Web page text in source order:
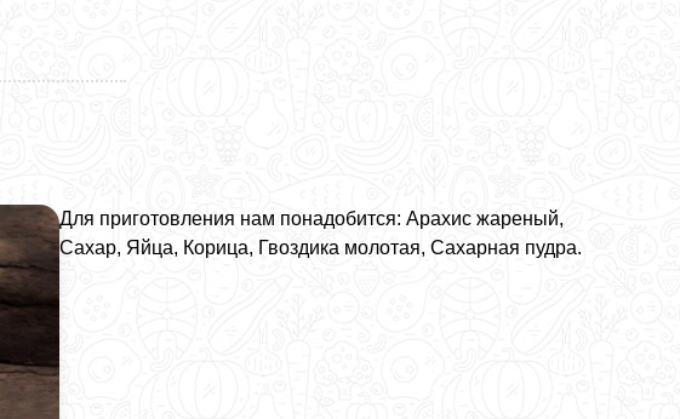
Для приготовления нам понадобится: Арахис жареный,
Сахар, Яйца, Корица, Гвоздика молотая, Сахарная пудра.